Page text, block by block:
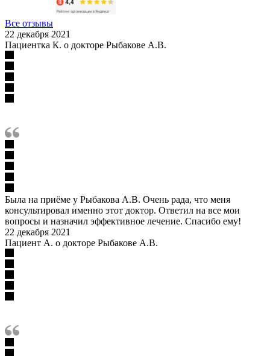
Все отзывы
22 декабря 2021
Пациентка К. о докторе Рыбакове А.В.
Была на приёме у Рыбакова А.В. Очень рада, что меня
консультировал именно этот доктор. Ответил на все мои
вопросы и назначил эффективное лечение. Спасибо ему!
22 декабря 2021
Пациент А. о докторе Рыбакове А.В.